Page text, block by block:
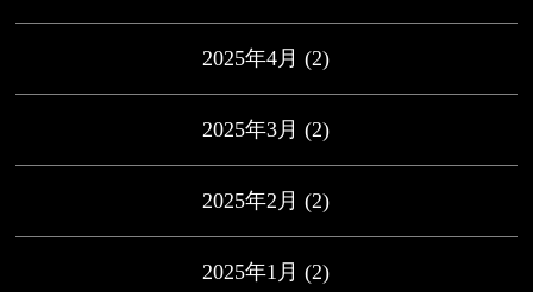
2025年4月 (2)
2025年3月 (2)
2025年2月 (2)
2025年1月 (2)